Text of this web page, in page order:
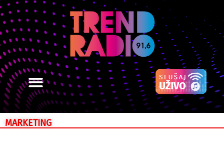
MARKETING